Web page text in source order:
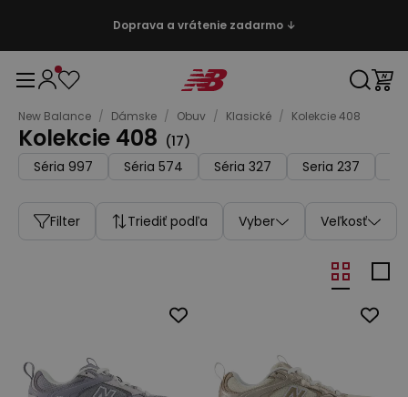
Doprava a vrátenie zadarmo ↓
New Balance / Dámske / Obuv / Klasické / Kolekcie 408
Kolekcie 408 (17)
Séria 997
Séria 574 Séria 327 Seria 237
Filter Triediť podľa Vyber Veľkosť